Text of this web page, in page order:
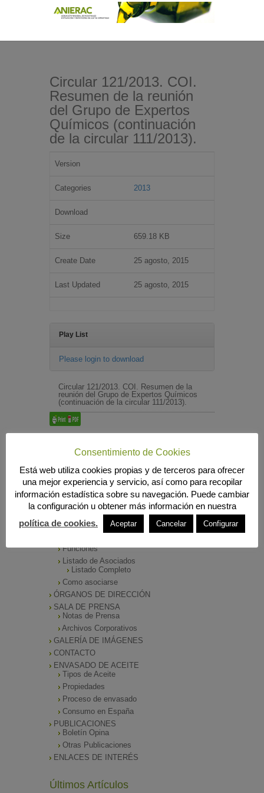
Circular 121/2013. COI.
Resumen de la reunión
del Grupo de Expertos
Químicos (continuación
de la circular 111/2013).
Version
Categories 2013
Download
Size 659.18 KB
Create Date 25 agosto, 2015
Last Updated 25 agosto, 2015
Play List
Please login to download
Circular 121/2013. COI. Resumen de la
reunión del Grupo de Expertos Químicos
(continuación de la circular 111/2013).
Búsqueda
MENÚ PRINCIPAL
ANIERAC
Funciones
Listado de Asociados
Listado Completo
Como asociarse
ÓRGANOS DE DIRECCIÓN
SALA DE PRENSA
Notas de Prensa
Archivos Corporativos
GALERÍA DE IMÁGENES
CONTACTO
ENVASADO DE ACEITE
Tipos de Aceite
Propiedades
Proceso de envasado
Consumo en España
PUBLICACIONES
Boletín Opina
Otras Publicaciones
ENLACES DE INTERÉS
Últimos Artículos
Consentimiento de Cookies
Está web utiliza cookies propias y de terceros para ofrecer
una mejor experiencia y servicio, así como para recopilar
información estadística sobre su navegación. Puede cambiar
la configuración u obtener más información en nuestra
política de cookies.
Aceptar Cancelar Configurar